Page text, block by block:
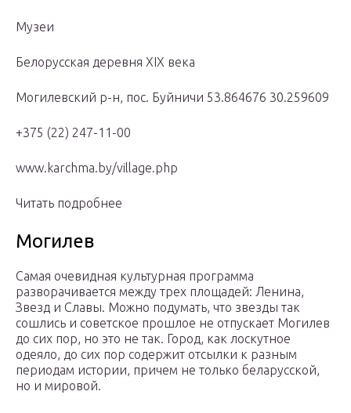
Музеи
Белорусская деревня XIX века
Могилевский р-н, пос. Буйничи 53.864676 30.259609
+375 (22) 247-11-00
www.karchma.by/village.php
Читать подробнее
Могилев
Самая очевидная культурная программа
разворачивается между трех площадей: Ленина,
Звезд и Славы. Можно подумать, что звезды так
сошлись и советское прошлое не отпускает Могилев
до сих пор, но это не так. Город, как лоскутное
одеяло, до сих пор содержит отсылки к разным
периодам истории, причем не только беларусской,
но и мировой.